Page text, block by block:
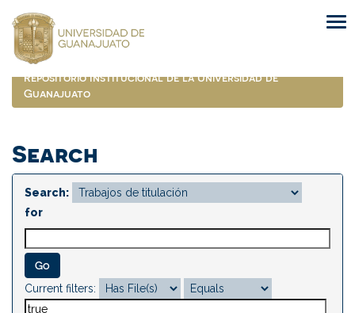
navigation
Repositorio Institucional de la Universidad de
Guanajuato
Search
Search:
for
Current filters: